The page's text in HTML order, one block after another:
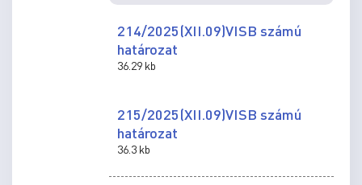
214/2025(XII.09)VISB számú
határozat
36.29 kb
215/2025(XII.09)VISB számú
határozat
36.3 kb